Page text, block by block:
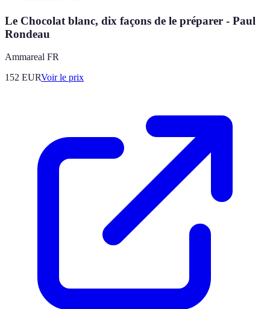
Le Chocolat blanc, dix façons de le préparer - Paul
Rondeau
Ammareal FR
152 EURVoir le prix